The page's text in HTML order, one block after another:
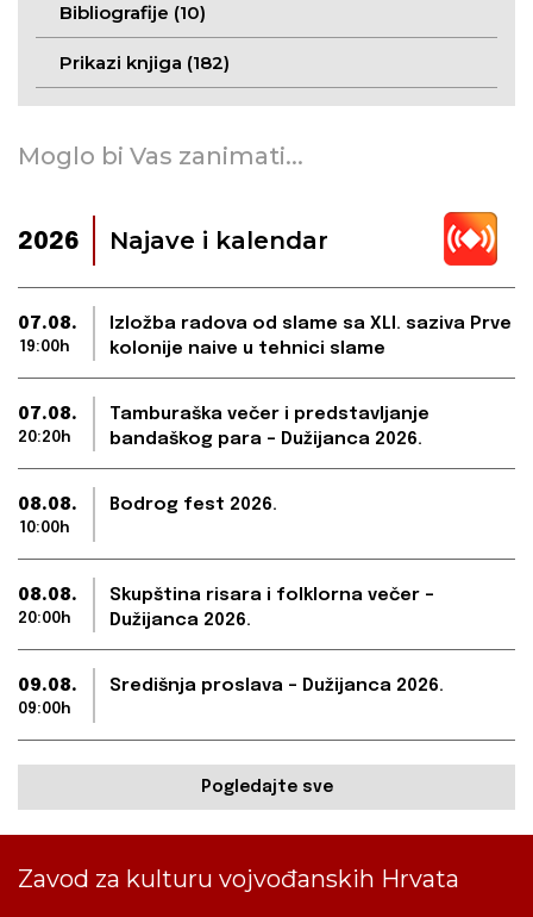
Bibliografije (10)
Prikazi knjiga (182)
Moglo bi Vas zanimati...
2026 Najave i kalendar
07.08.
19:00h
Izložba radova od slame sa XLI. saziva Prve
kolonije naive u tehnici slame
07.08.
20:20h
Tamburaška večer i predstavljanje
bandaškog para – Dužijanca 2026.
08.08.
10:00h
Bodrog fest 2026.
08.08.
20:00h
Skupština risara i folklorna večer –
Dužijanca 2026.
09.08.
09:00h
Središnja proslava – Dužijanca 2026.
Pogledajte sve
Zavod za kulturu vojvođanskih Hrvata